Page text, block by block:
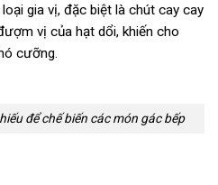
gia vị, đặc biệt là chút cay cay
vị của hạt dổi, khiến cho
cưỡng.
để chế biến các món gác bếp